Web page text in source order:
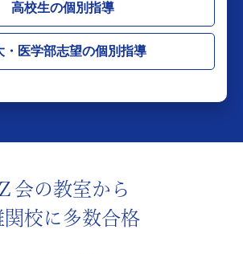
高校生の個別指導
・医学部志望の個別指導
Ｚ会の教室から
関校に多数合格